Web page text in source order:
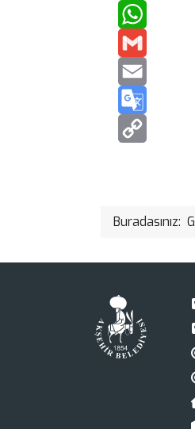
Buradasınız: